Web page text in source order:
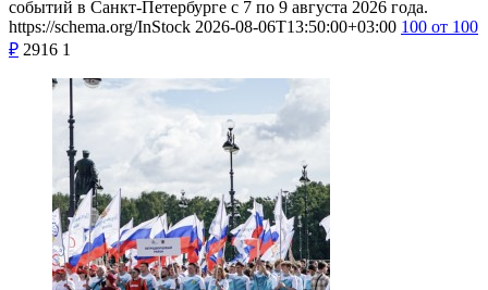
событий в Санкт-Петербурге с 7 по 9 августа 2026 года.
https://schema.org/InStock 2026-08-06T13:50:00+03:00 100 от 100
₽ 2916 1